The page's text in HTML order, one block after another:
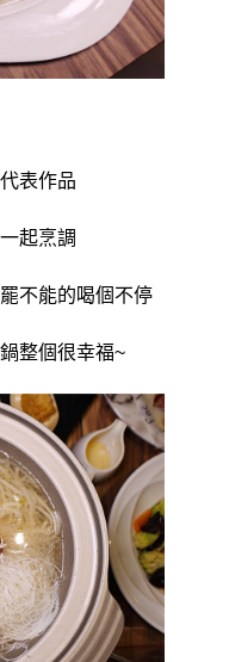
表作品
起烹調
不能的喝個不停
整個很幸福~